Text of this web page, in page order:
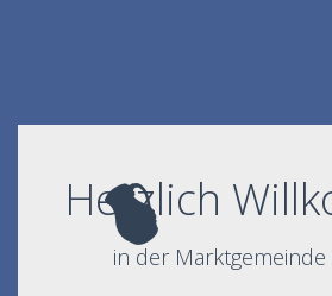
Herzlich
in der Marktgemeinde